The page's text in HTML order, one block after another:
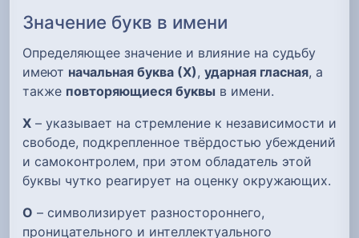
Значение букв в имени
Определяющее значение и влияние на судьбу
имеют начальная буква (Х), ударная гласная, а
также повторяющиеся буквы в имени.
Х – указывает на стремление к независимости и
свободе, подкрепленное твёрдостью убеждений
и самоконтролем, при этом обладатель этой
буквы чутко реагирует на оценку окружающих.
О – символизирует разностороннего,
проницательного и интеллектуального